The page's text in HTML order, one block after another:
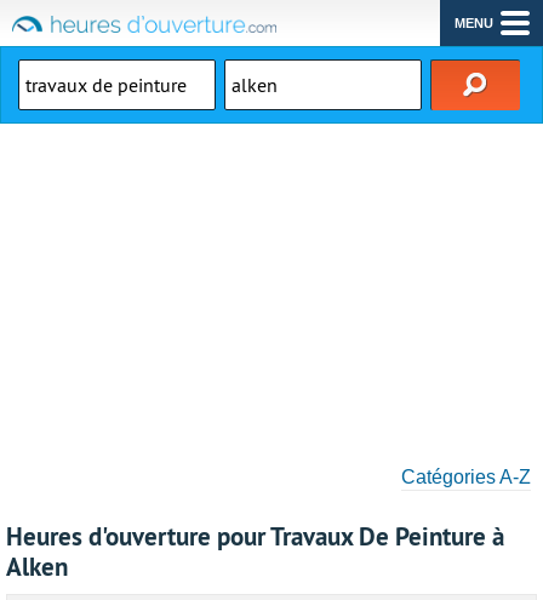
MENU
Catégories A-Z
Heures d'ouverture pour Travaux De Peinture à
Alken